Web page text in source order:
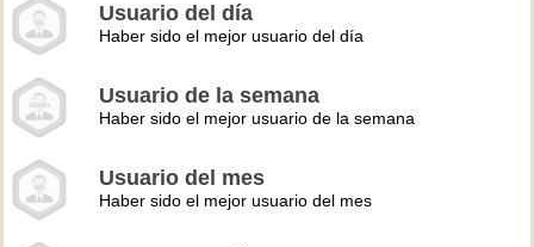
Usuario del día
Haber sido el mejor usuario del día
Usuario de la semana
Haber sido el mejor usuario de la semana
Usuario del mes
Haber sido el mejor usuario del mes